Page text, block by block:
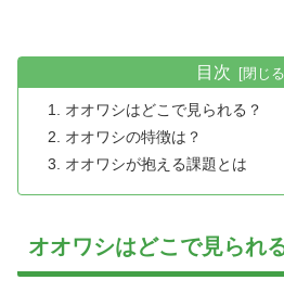
目次
オオワシはどこで見られる？
オオワシの特徴は？
オオワシが抱える課題とは
オオワシはどこで見られ